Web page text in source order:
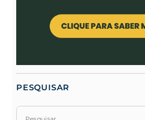
PESQUISAR